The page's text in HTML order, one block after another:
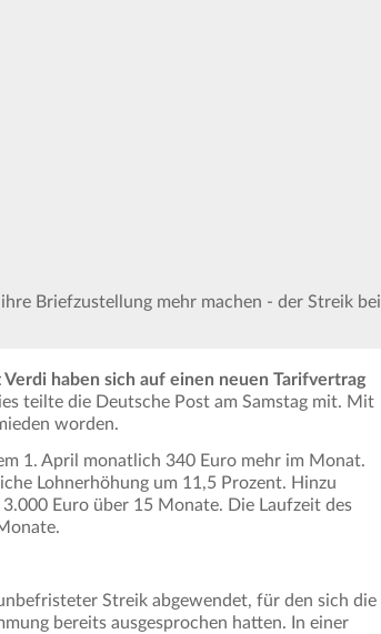
Briefzustellung mehr machen - der Streik bei
haben sich auf einen neuen Tarifvertrag
teilte die Deutsche Post am Samstag mit. Mit
worden.
1. April monatlich 340 Euro mehr im Monat.
Lohnerhöhung um 11,5 Prozent. Hinzu
Euro über 15 Monate. Die Laufzeit des
Streik abgewendet, für den sich die
bereits ausgesprochen hatten. In einer